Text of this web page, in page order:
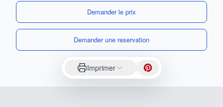
Demander le prix
Demander une reservation
Imprimer